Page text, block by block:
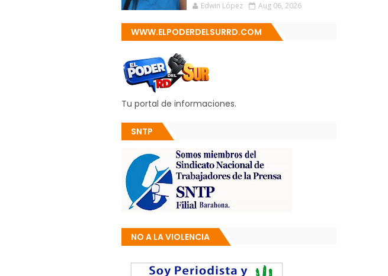
Edwin López Aug 06, 2026
WWW.ELPODERDELSURRD.COM
Tu portal de informaciones.
SNTP
NO A LA VIOLENCIA